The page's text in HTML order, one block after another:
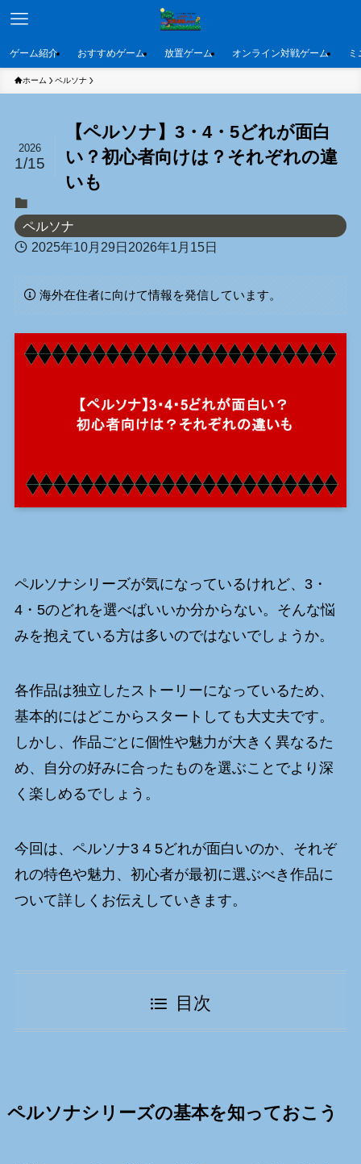
ゲーム紹介 おすすめゲーム 放置ゲーム オンライン対戦ゲーム
ホーム ペルソナ
【ペルソナ】3・4・5どれが面白
い？初心者向けは？それぞれの違
いも
2026
1/15
ペルソナ
2025年10月29日2026年1月15日
海外在住者に向けて情報を発信しています。
ペルソナシリーズが気になっているけれど、3・
4・5のどれを選べばいいか分からない。そんな悩
みを抱えている方は多いのではないでしょうか。
各作品は独立したストーリーになっているため、
基本的にはどこからスタートしても大丈夫です。
しかし、作品ごとに個性や魅力が大きく異なるた
め、自分の好みに合ったものを選ぶことでより深
く楽しめるでしょう。
今回は、ペルソナ3 4 5どれが面白いのか、それぞ
れの特色や魅力、初心者が最初に選ぶべき作品に
ついて詳しくお伝えしていきます。
目次
ペルソナシリーズの基本を知っておこう